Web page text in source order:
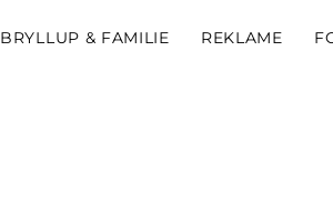
BRYLLUP & FAMILIE REKLAME